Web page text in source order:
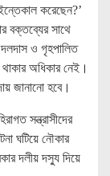
করেছেন?’
বক্তব্যের সাথে
ও গৃহপালিত
অধিকার নেই।
জানানো হবে।
সন্ত্রাসীদের
ঘটিয়ে নৌকার
দলীয় দস্যু দিয়ে